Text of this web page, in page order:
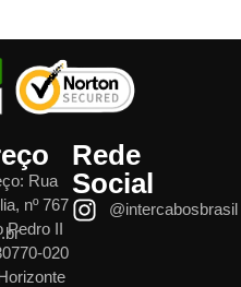
Rua
nº 767
Pedro II
020
Rede
Social
@intercabosbrasil